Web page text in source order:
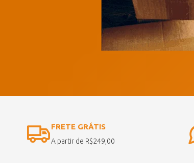
FRETE GRÁTIS
A partir de R$249,00